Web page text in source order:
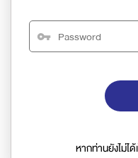
หากท่านยังไม่ไ